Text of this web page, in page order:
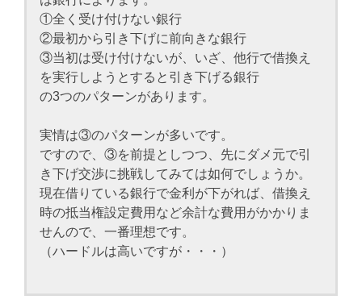
①全く受け付けない銀行
②最初から引き下げに前向きな銀行
③当初は受け付けないが、いざ、他行で借換え
を実行しようとすると引き下げる銀行
の3つのパターンがあります。
実情は③のパターンが多いです。
ですので、③を前提としつつ、先にダメ元で引
き下げ交渉に挑戦してみては如何でしょうか。
現在借りている銀行で金利が下がれば、借換え
時の抵当権設定費用など余計な費用がかかりま
せんので、一番理想です。
（ハードルは高いですが・・・）